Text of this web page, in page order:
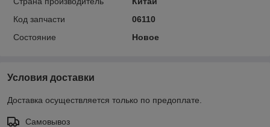
Код запчасти
06110
Состояние
Новое
Условия доставки
Доставка осуществляется только по предоплате.
Самовывоз